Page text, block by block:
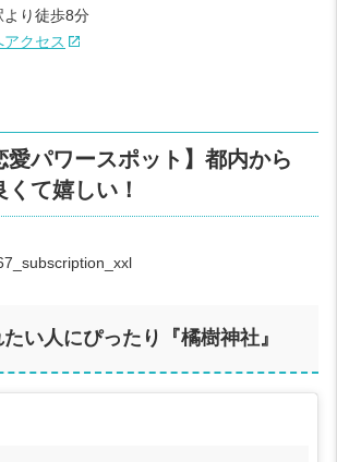
より徒歩8分
アクセス
愛パワースポット】都内から
て嬉しい！
い人にぴったり『橘樹神社』